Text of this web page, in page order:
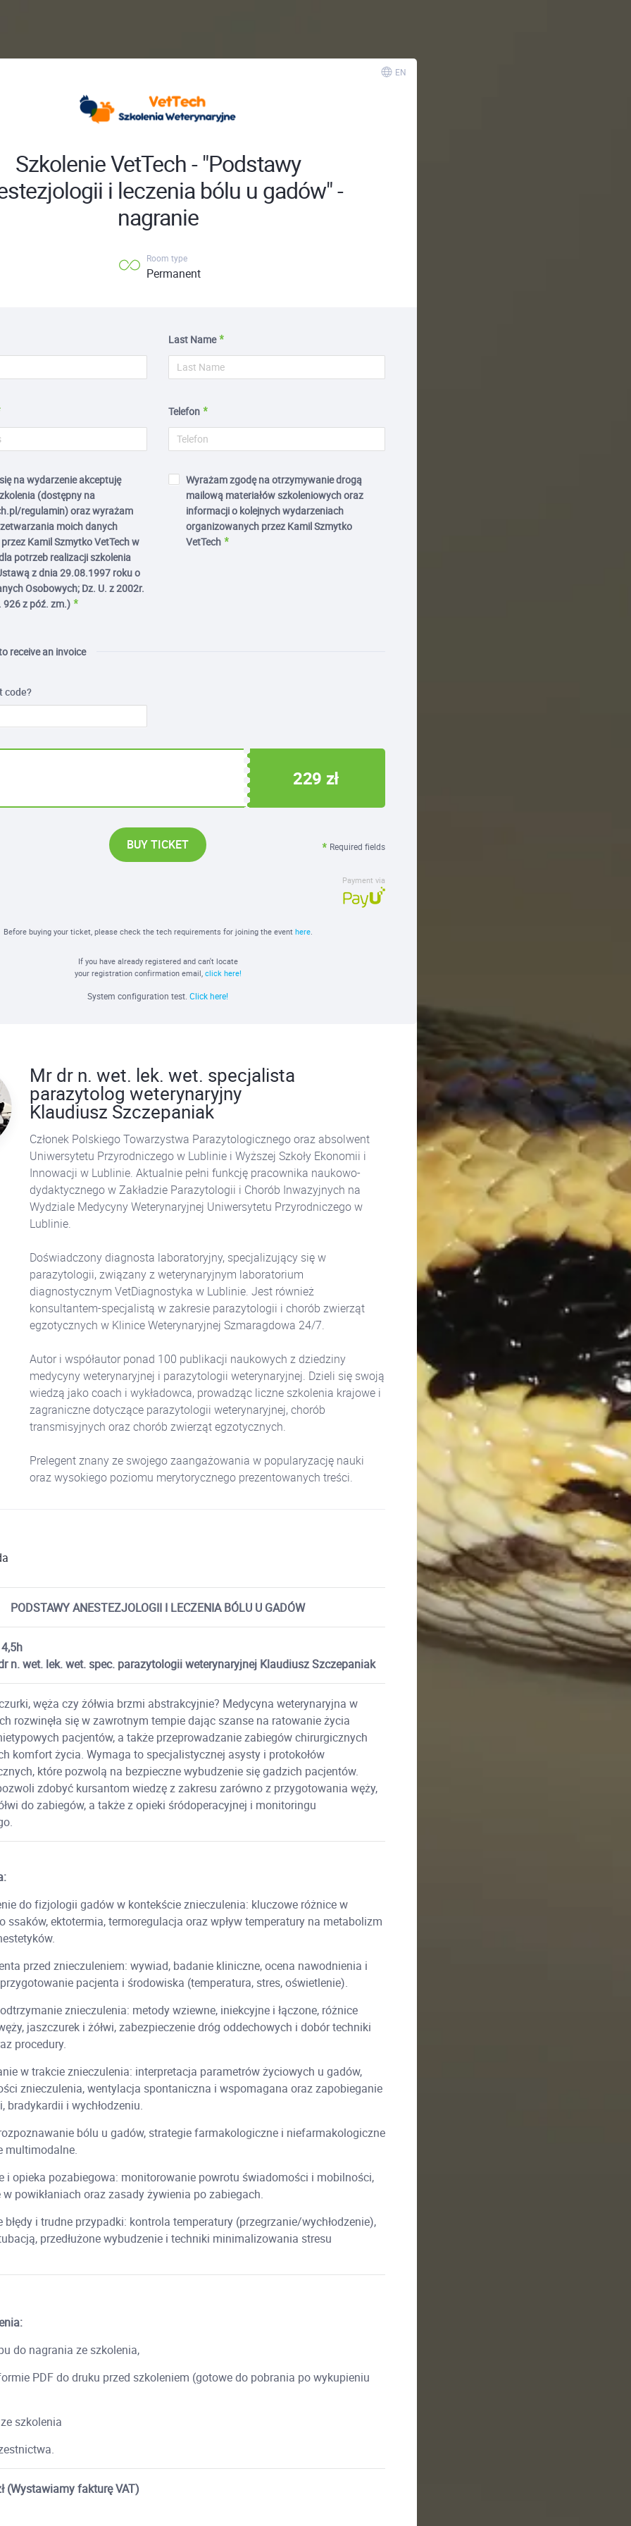
EN
Szkolenie VetTech - "Podstawy
i leczenia bólu u gadów" -
nagranie
Room type
Permanent
Last Name
Telefon
na wydarzenie akceptuję
(dostępny na
regulamin) oraz wyrażam
moich danych
Kamil Szmytko VetTech w
potrzeb realizacji szkolenia
z dnia 29.08.1997 roku o
Osobowych; Dz. U. z 2002r.
926 z póź. zm.)
Wyrażam zgodę na otrzymywanie drogą
mailową materiałów szkoleniowych oraz
informacji o kolejnych wydarzeniach
organizowanych przez Kamil Szmytko
VetTech
receive an invoice
code?
229 zł
Required fields
BUY TICKET
Payment via
Before buying your ticket, please check the tech requirements for joining the event here.
If you have already registered and can't locate
your registration confirmation email, click here!
System configuration test. Click here!
Mr dr n. wet. lek. wet. specjalista
parazytolog weterynaryjny
Klaudiusz Szczepaniak
Członek Polskiego Towarzystwa Parazytologicznego oraz absolwent
Uniwersytetu Przyrodniczego w Lublinie i Wyższej Szkoły Ekonomii i
Innowacji w Lublinie. Aktualnie pełni funkcję pracownika naukowo-
dydaktycznego w Zakładzie Parazytologii i Chorób Inwazyjnych na
Wydziale Medycyny Weterynaryjnej Uniwersytetu Przyrodniczego w
Lublinie.
Doświadczony diagnosta laboratoryjny, specjalizujący się w
parazytologii, związany z weterynaryjnym laboratorium
diagnostycznym VetDiagnostyka w Lublinie. Jest również
konsultantem-specjalistą w zakresie parazytologii i chorób zwierząt
egzotycznych w Klinice Weterynaryjnej Szmaragdowa 24/7.
Autor i współautor ponad 100 publikacji naukowych z dziedziny
medycyny weterynaryjnej i parazytologii weterynaryjnej. Dzieli się swoją
wiedzą jako coach i wykładowca, prowadząc liczne szkolenia krajowe i
zagraniczne dotyczące parazytologii weterynaryjnej, chorób
transmisyjnych oraz chorób zwierząt egzotycznych.
Prelegent znany ze swojego zaangażowania w popularyzację nauki
oraz wysokiego poziomu merytorycznego prezentowanych treści.
PODSTAWY ANESTEZJOLOGII I LECZENIA BÓLU U GADÓW
n. wet. lek. wet. spec. parazytologii weterynaryjnej Klaudiusz Szczepaniak
węża czy żółwia brzmi abstrakcyjnie? Medycyna weterynaryjna w
rozwinęła się w zawrotnym tempie dając szanse na ratowanie życia
pacjentów, a także przeprowadzanie zabiegów chirurgicznych
komfort życia. Wymaga to specjalistycznej asysty i protokołów
które pozwolą na bezpieczne wybudzenie się gadzich pacjentów.
zdobyć kursantom wiedzę z zakresu zarówno z przygotowania węży,
do zabiegów, a także z opieki śródoperacyjnej i monitoringu
do fizjologii gadów w kontekście znieczulenia: kluczowe różnice w
ssaków, ektotermia, termoregulacja oraz wpływ temperatury na metabolizm
przed znieczuleniem: wywiad, badanie kliniczne, ocena nawodnienia i
pacjenta i środowiska (temperatura, stres, oświetlenie).
znieczulenia: metody wziewne, iniekcyjne i łączone, różnice
jaszczurek i żółwi, zabezpieczenie dróg oddechowych i dobór techniki
procedury.
w trakcie znieczulenia: interpretacja parametrów życiowych u gadów,
znieczulenia, wentylacja spontaniczna i wspomagana oraz zapobieganie
bradykardii i wychłodzeniu.
bólu u gadów, strategie farmakologiczne i niefarmakologiczne
multimodalne.
i opieka pozabiegowa: monitorowanie powrotu świadomości i mobilności,
powikłaniach oraz zasady żywienia po zabiegach.
i trudne przypadki: kontrola temperatury (przegrzanie/wychłodzenie),
przedłużone wybudzenie i techniki minimalizowania stresu
do nagrania ze szkolenia,
PDF do druku przed szkoleniem (gotowe do pobrania po wykupieniu
szkolenia
(Wystawiamy fakturę VAT)